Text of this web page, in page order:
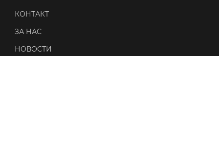
КОНТАКТ
ЗА НАС
НОВОСТИ